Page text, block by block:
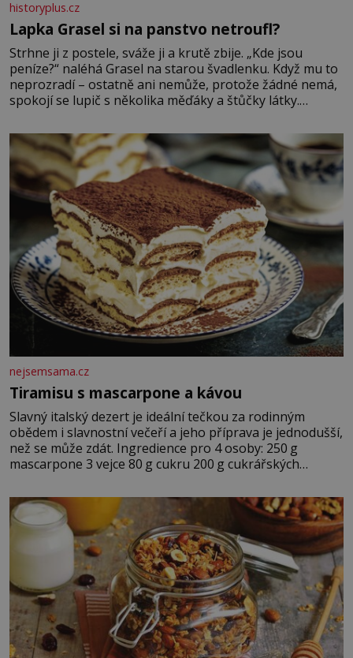
historyplus.cz
Lapka Grasel si na panstvo netroufl?
Strhne ji z postele, sváže ji a krutě zbije. „Kde jsou
peníze?“ naléhá Grasel na starou švadlenku. Když mu to
neprozradí – ostatně ani nemůže, protože žádné nemá,
spokojí se lupič s několika měďáky a štůčky látky.
krutý. Jeho činy budí hrůzu ještě dlouho po jeho smrti
nejsemsama.cz
Tiramisu s mascarpone a kávou
Slavný italský dezert je ideální tečkou za rodinným
obědem i slavnostní večeří a jeho příprava je jednodušší,
než se může zdát. Ingredience pro 4 osoby: 250 g
mascarpone 3 vejce 80 g cukru 200 g cukrářských
posypání Postup: Oddělte žloutky od bílků. Žloutky
vyšlehejte s cukrem do světlé pěny a postupně do nich
vmíchejte mascarpone, aby vznikl hladký